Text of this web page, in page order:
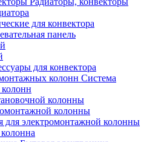
для конвектора
панель
для конвектора
Система
колонны
колонны
для электромонтажной колонны